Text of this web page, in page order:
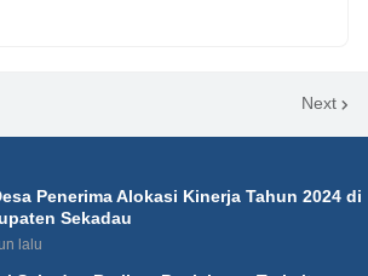
Next
Penerima Alokasi Kinerja Tahun 2024 di
Sekadau
lalu